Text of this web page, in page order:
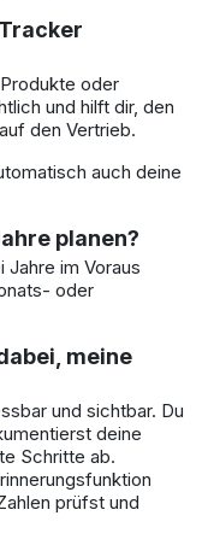
oder
und hilft dir, den
den Vertrieb.
auch deine
planen?
Jahre im Voraus
oder
meine
und sichtbar. Du
deine
Schritte ab.
prüfst und